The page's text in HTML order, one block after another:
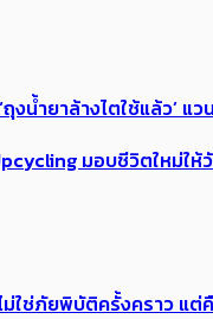
งน้ำยาล้างไตใช้แล้ว’ แ
มอบชีวิตใหม่ให้
ม่ใช่ภัยพิบัติครั้งคราว แต่